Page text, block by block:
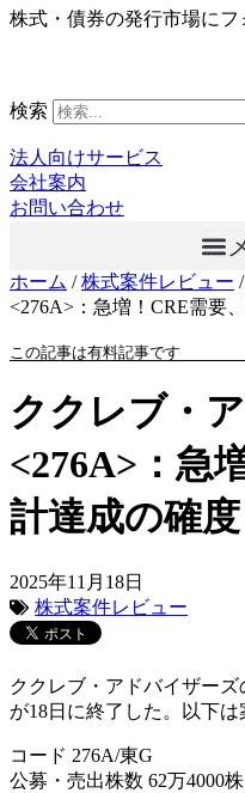
コ
ツ
に
ス
キ
ッ
株式・債券の発行市場に
検索
法人向けサービス
会社案内
お問い合わせ
ホーム /株式案件レビュー /
<276A>：急増！CRE需要
この記事は有料記事です
ククレブ・
<276A>：急
計達成の確度
2025年11月18日
株式案件レビュー
ククレブ・アドバイザー
が18日に終了した。以下は
コード 276A/東G
公募・売出株数 62万4000株